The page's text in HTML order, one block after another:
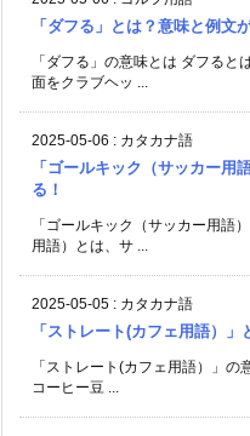
「ダフる」とは？意味と例文
「ダフる」の意味とは ダフる
面をクラブヘッ ...
2025-05-06 : カタカナ語
「ゴールキック（サッカー用
る！
「ゴールキック（サッカー用語
用語）とは、サ ...
2025-05-05 : カタカナ語
「ストレート(カフェ用語）
「ストレート(カフェ用語）」の
コーヒー豆 ...